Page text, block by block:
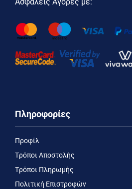
Πληροφορίες
Προφίλ
Τρόποι Αποστολής
Τρόποι Πληρωμής
Πολιτική Επιστροφών